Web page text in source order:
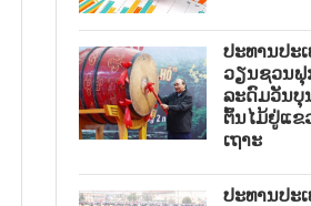
ປະທານປະ
ວຽນຊວນຟຸ
ລະດົມວັນບຸ
ຕົ້ນໄມ້ຢູ່ແຂ
ເຖາະ
ປະທານປະ